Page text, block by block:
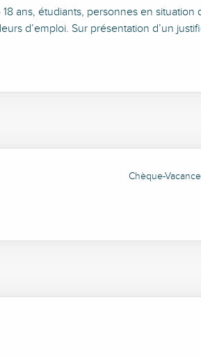
ans, étudiants, personnes en situation
d’emploi. Sur présentation d’un
Chèque-